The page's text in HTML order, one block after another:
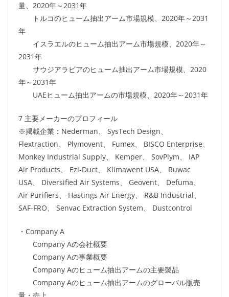
量、2020年～2031年
トルコのヒューム抽出アーム市場規模、2020年～2031
年
イスラエルのヒューム抽出アーム市場規模、2020年～
2031年
サウジアラビアのヒューム抽出アーム市場規模、2020
年～2031年
UAEヒューム抽出アームの市場規模、2020年～2031年
7 主要メーカーのプロフィール
※掲載企業：Nederman、 SysTech Design、
Flextraction、 Plymovent、 Fumex、 BISCO Enterprise、
Monkey Industrial Supply、 Kemper、 SovPlym、 IAP
Air Products、 Ezi-Duct、 Klimawent USA、 Ruwac
USA、 Diversified Air Systems、 Geovent、 Defuma、
Air Purifiers、 Hastings Air Energy、 R&B Industrial、
SAF-FRO、 Senvac Extraction System、 Dustcontrol
・Company A
Company Aの会社概要
Company Aの事業概要
Company Aのヒューム抽出アームの主要製品
Company Aのヒューム抽出アームのグローバル販売